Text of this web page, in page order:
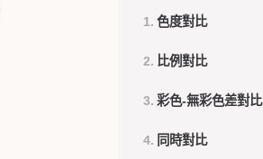
色度對比
比例對比
彩色-無彩色差對比
同時對比